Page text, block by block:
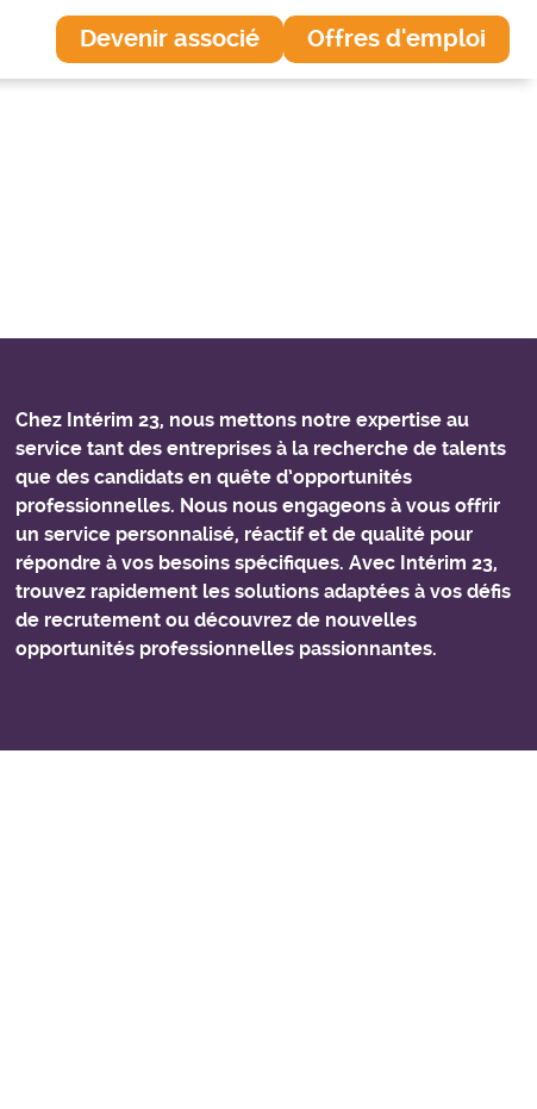
Devenir associé Offres d'emploi
Chez Intérim 23, nous mettons notre expertise au
service tant des entreprises à la recherche de talents
que des candidats en quête d’opportunités
professionnelles. Nous nous engageons à vous offrir
un service personnalisé, réactif et de qualité pour
répondre à vos besoins spécifiques. Avec Intérim 23,
trouvez rapidement les solutions adaptées à vos défis
de recrutement ou découvrez de nouvelles
opportunités professionnelles passionnantes.